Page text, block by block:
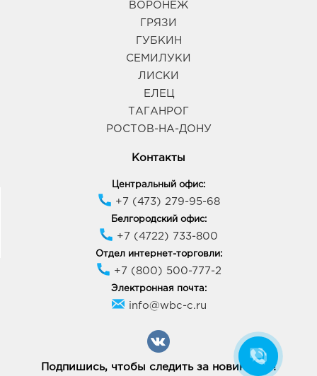
ВОРОНЕЖ
ГРЯЗИ
ГУБКИН
СЕМИЛУКИ
ЛИСКИ
ЕЛЕЦ
ТАГАНРОГ
РОСТОВ-НА-ДОНУ
Контакты
Центральный офис:
+7 (473) 279-95-68
Белгородский офис:
+7 (4722) 733-800
Отдел интернет-торговли:
+7 (800) 500-777-2
Электронная почта:
info@wbc-c.ru
Подпишись, чтобы следить за новинками!